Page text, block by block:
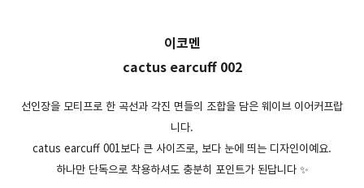
이코멘
cactus earcuff 002
선인장을 모티프로 한 곡선과 각진 면들의 조합을 담은 웨이브 이어커프랍
니다.
catus earcuff 001보다 큰 사이즈로, 보다 눈에 띄는 디자인이예요.
하나만 단독으로 착용하셔도 충분히 포인트가 된답니다 ✨